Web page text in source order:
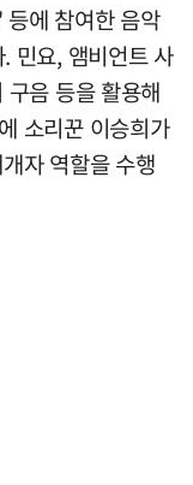
에 참여한 음악
민요, 앰비언트 사
음 등을 활용해
소리꾼 이승희가
자 역할을 수행